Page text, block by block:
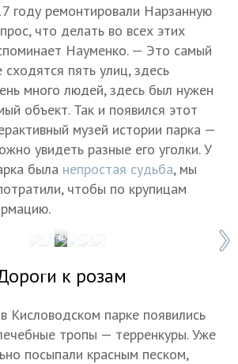
году ремонтировали Нарзанную
что делать во всех этих
Науменко. — Это самый
сходятся пять улиц, здесь
много людей, здесь был нужен
объект. Так и появился этот
музей истории парка —
увидеть разные его уголки. У
была непростая судьба, мы
чтобы по крупицам
Фото: Роман Гаврилов
1 / 6
к розам
Кисловодском парке появились
тропы — терренкуры. Уже
посыпали красным песком,